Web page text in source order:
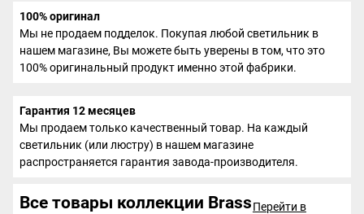
100% оригинал
Мы не продаем подделок. Покупая любой светильник в
нашем магазине, Вы можете быть уверены в том, что это
100% оригинальный продукт именно этой фабрики.
Гарантия 12 месяцев
Мы продаем только качественный товар. На каждый
светильник (или люстру) в нашем магазине
распространяется гарантия завода-производителя.
Все товары коллекции BrassПерейти в